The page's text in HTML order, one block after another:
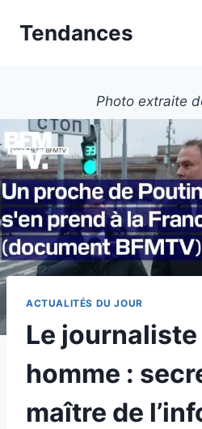
Tendances
Photo extraite
ACTUALITÉS DU JOUR
Le
homme :
maître de